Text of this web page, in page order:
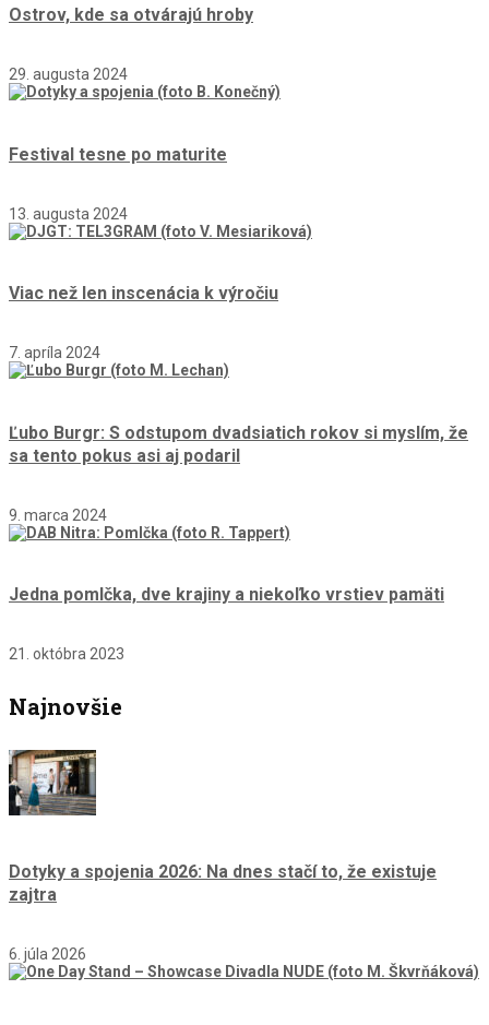
Ostrov, kde sa otvárajú hroby
29. augusta 2024
Festival tesne po maturite
13. augusta 2024
Viac než len inscenácia k výročiu
7. apríla 2024
Ľubo Burgr: S odstupom dvadsiatich rokov si myslím, že
sa tento pokus asi aj podaril
9. marca 2024
Jedna pomlčka, dve krajiny a niekoľko vrstiev pamäti
21. októbra 2023
Najnovšie
Dotyky a spojenia 2026: Na dnes stačí to, že existuje
zajtra
6. júla 2026